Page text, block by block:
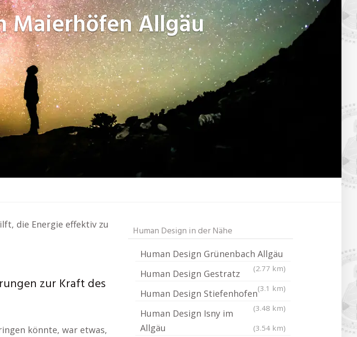
Maierhöfen Allgäu
die Energie effektiv zu
zur Kraft des
könnte, war etwas,
Human Design in der Nähe
Human Design Grünenbach Allgäu
(2.77 km)
Human Design Gestratz
(3.1 km)
Human Design Stiefenhofen
(3.48 km)
Human Design Isny im
Allgäu
(3.54 km)